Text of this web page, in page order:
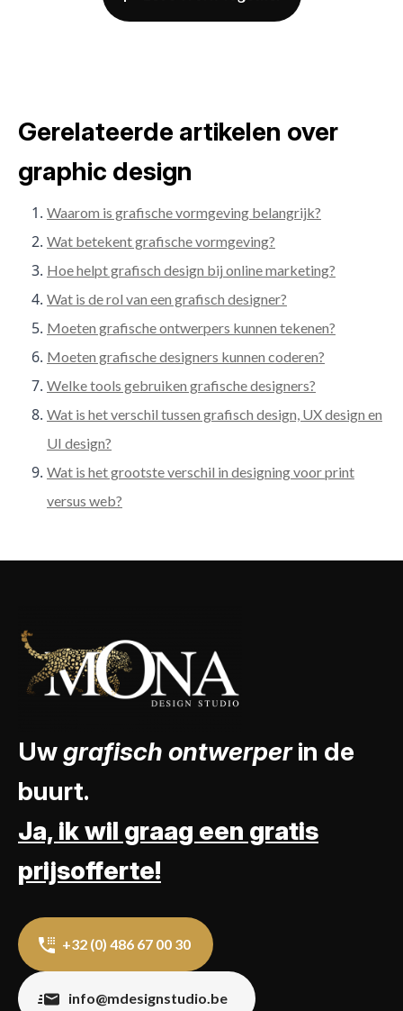
Gerelateerde artikelen over
graphic design
Waarom is grafische vormgeving belangrijk?
Wat betekent grafische vormgeving?
Hoe helpt grafisch design bij online marketing?
Wat is de rol van een grafisch designer?
Moeten grafische ontwerpers kunnen tekenen?
Moeten grafische designers kunnen coderen?
Welke tools gebruiken grafische designers?
Wat is het verschil tussen grafisch design, UX design en
UI design?
Wat is het grootste verschil in designing voor print
versus web?
Uwgrafisch ontwerperin de
buurt.
Ja, ik wil graag een gratis
prijsofferte!
+32 (0) 486 67 00 30
info@mdesignstudio.be